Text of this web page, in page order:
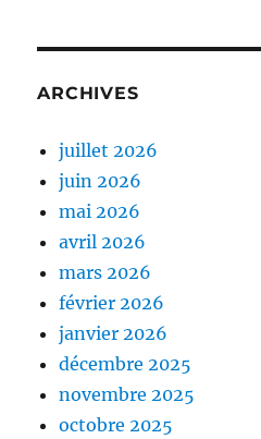
ARCHIVES
juillet 2026
juin 2026
mai 2026
avril 2026
mars 2026
février 2026
janvier 2026
décembre 2025
novembre 2025
octobre 2025